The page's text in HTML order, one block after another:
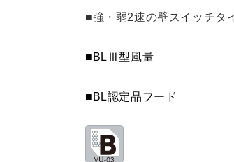
■強・弱2速の壁スイッチタ
■BLⅢ型風量
■BL認定品フード